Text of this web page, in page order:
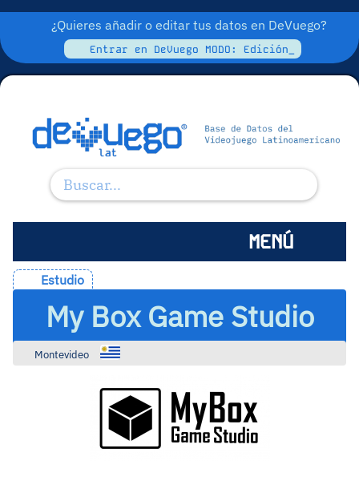
¿Quieres añadir o editar tus datos en DeVuego?
Entrar en DeVuego MODO: Edición_
MENÚ
Estudio
My Box Game Studio
Montevideo